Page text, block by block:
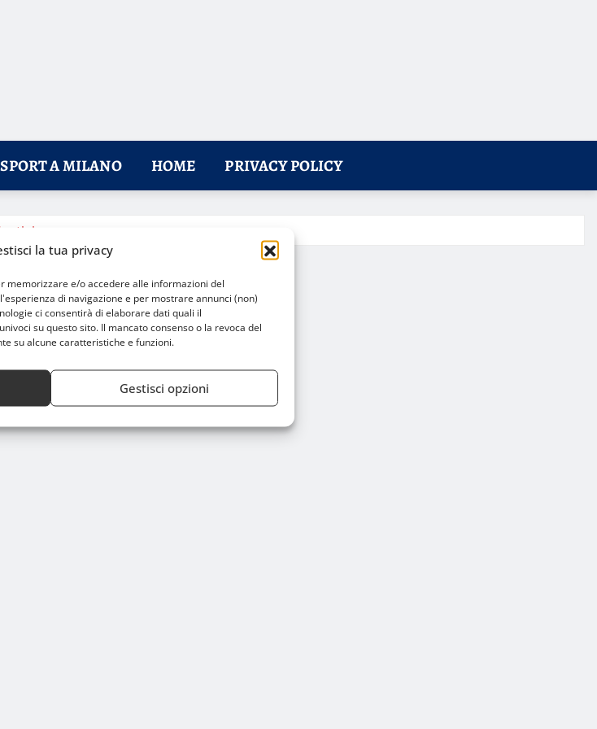
la tua privacy
memorizzare e/o accedere alle informazioni del
di navigazione e per mostrare annunci (non)
ci consentirà di elaborare dati quali il
su questo sito. Il mancato consenso o la revoca del
su alcune caratteristiche e funzioni.
Gestisci opzioni
A MILANO HOME PRIVACY POLICY